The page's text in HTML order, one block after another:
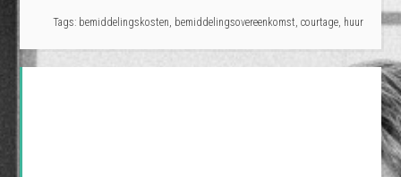
Tags: bemiddelingskosten, bemiddelingsovereenkomst, courtage, huur